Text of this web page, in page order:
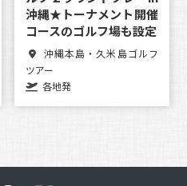
沖縄★トーナメント開催
コースのゴルフ場も設定
沖縄本島・久米島ゴルフ
ツアー
各地発